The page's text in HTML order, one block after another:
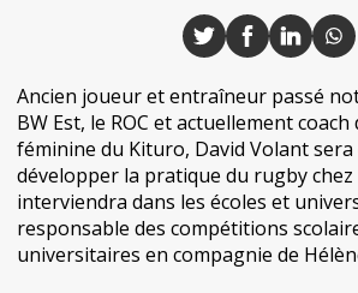
Ancien joueur et entraîneur passé
BW Est, le ROC et actuellement coach
féminine du Kituro, David Volant sera
développer la pratique du rugby chez
interviendra dans les écoles et
responsable des compétitions
universitaires en compagnie de